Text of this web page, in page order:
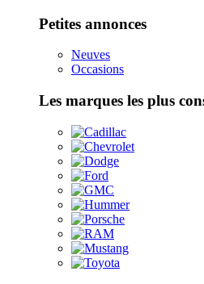
Petites annonces
Neuves
Occasions
Les marques les plus